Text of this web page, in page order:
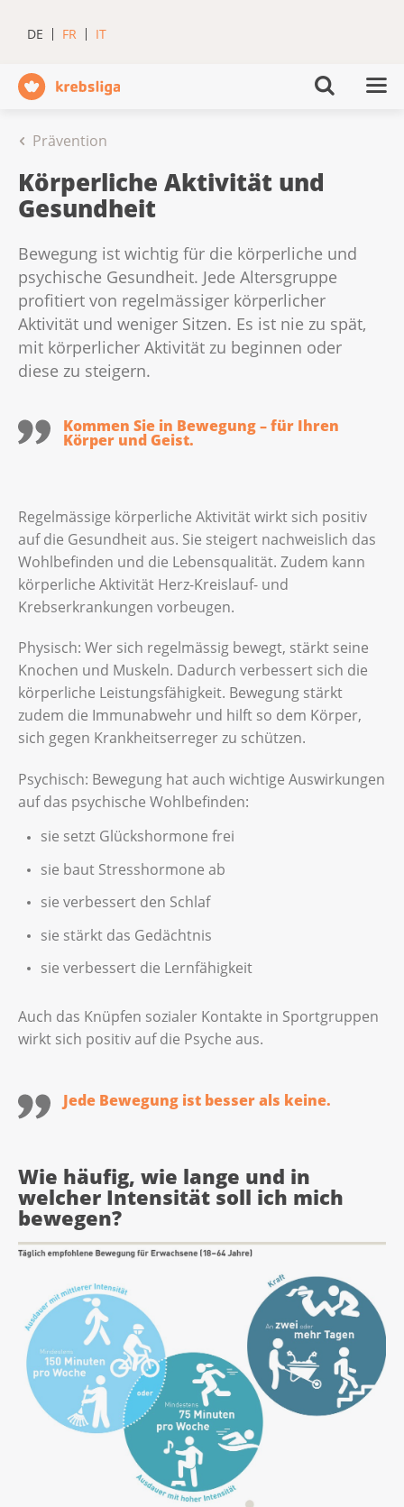
DE FR IT
Prävention
Körperliche Aktivität und
Gesundheit
Bewegung ist wichtig für die körperliche und
psychische Gesundheit. Jede Altersgruppe
profitiert von regelmässiger körperlicher
Aktivität und weniger Sitzen. Es ist nie zu spät,
mit körperlicher Aktivität zu beginnen oder
diese zu steigern.
Kommen Sie in Bewegung – für Ihren
Körper und Geist.
Regelmässige körperliche Aktivität wirkt sich positiv
auf die Gesundheit aus. Sie steigert nachweislich das
Wohlbefinden und die Lebensqualität. Zudem kann
körperliche Aktivität Herz-Kreislauf- und
Krebserkrankungen vorbeugen.
Physisch: Wer sich regelmässig bewegt, stärkt seine
Knochen und Muskeln. Dadurch verbessert sich die
körperliche Leistungsfähigkeit. Bewegung stärkt
zudem die Immunabwehr und hilft so dem Körper,
sich gegen Krankheitserreger zu schützen.
Psychisch: Bewegung hat auch wichtige Auswirkungen
auf das psychische Wohlbefinden:
sie setzt Glückshormone frei
sie baut Stresshormone ab
sie verbessert den Schlaf
sie stärkt das Gedächtnis
sie verbessert die Lernfähigkeit
Auch das Knüpfen sozialer Kontakte in Sportgruppen
wirkt sich positiv auf die Psyche aus.
Jede Bewegung ist besser als keine.
Wie häufig, wie lange und in
welcher Intensität soll ich mich
bewegen?